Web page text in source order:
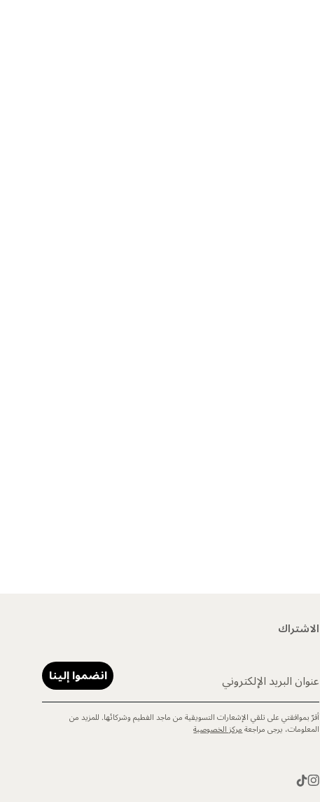
الاشتراك
عنوان البريد الإلكتروني انضموا إلينا
أقرّ بموافقتي على تلقي الإشعارات التسويقية من ماجد الفطيم وشركائها. للمزيد من
المعلومات، يرجى مراجعةمركز الخصوصية